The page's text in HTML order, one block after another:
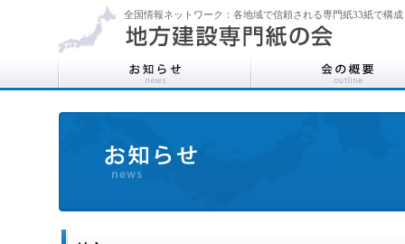
全国情報ネットワーク：各地域で信頼される専門紙33紙で構成